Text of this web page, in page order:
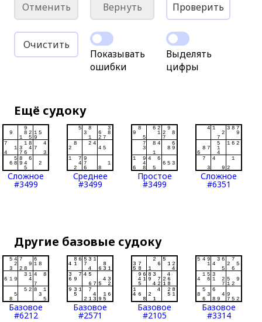
Отменить Вернуть Проверить
Очистить
Показывать
ошибки
Выделять
цифры
Ещё судоку
Сложное
#3499
Среднее
#3499
Простое
#3499
Сложное
#6351
Другие базовые судоку
Базовое
#6212
Базовое
#2571
Базовое
#2105
Базовое
#3314